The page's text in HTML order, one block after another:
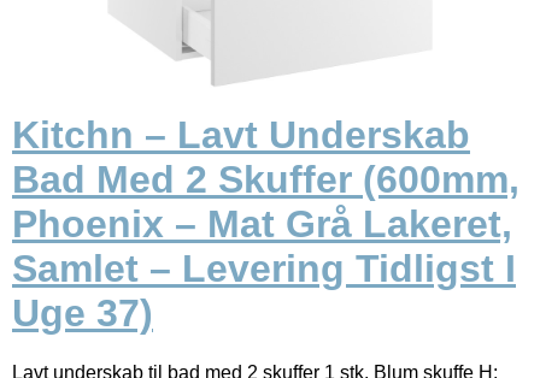
Kitchn – Lavt Underskab
Bad Med 2 Skuffer (600mm,
Phoenix – Mat Grå Lakeret,
Samlet – Levering Tidligst I
Uge 37)
Lavt underskab til bad med 2 skuffer 1 stk. Blum skuffe H: